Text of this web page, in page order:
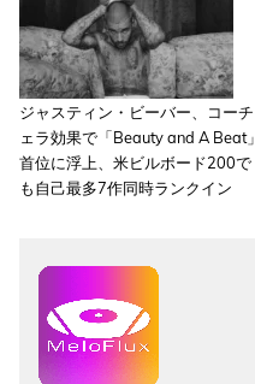
ジャスティン・ビーバー、コーチ
ェラ効果で「Beauty and A Beat」
首位に浮上、米ビルボード200で
も自己最多7作同時ランクイン